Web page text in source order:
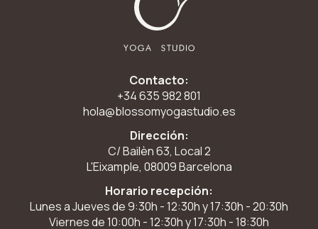
Contacto:
+34 635 982 801
hola@blossomyogastudio.es
Dirección:
C/ Bailèn 63, Local 2
L'Eixample, 08009 Barcelona
Horario recepción:
Lunes a Jueves de 9:30h - 12:30h y 17:30h - 20:30h
Viernes de 10:00h - 12:30h y 17:30h - 18:30h